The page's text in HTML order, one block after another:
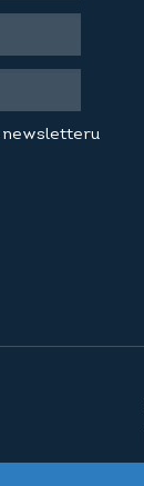
newsletteru